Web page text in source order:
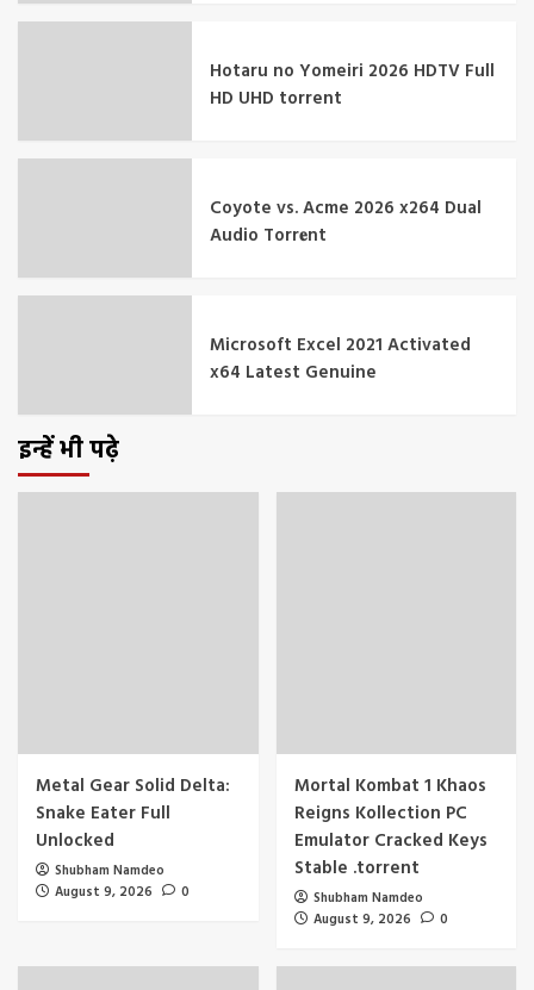
Hotaru no Yomeiri 2026 HDTV Full
HD UHD torrent
Coyote vs. Acme 2026 x264 Dual
Audio Torr𝐞nt
Microsoft Excel 2021 Activated
x64 Latest Genuine
इन्हें भी पढ़े
Metal Gear Solid Delta:
Snake Eater Full
Unlocked
Shubham Namdeo
August 9, 2026
0
Mortal Kombat 1 Khaos
Reigns Kollection PC
Emulator Cracked Keys
Stable .torrent
Shubham Namdeo
August 9, 2026
0